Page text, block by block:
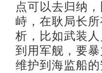
点可以去归纳
峙，在耿局长
析，比如武装
到用军舰，要
维护到海监船